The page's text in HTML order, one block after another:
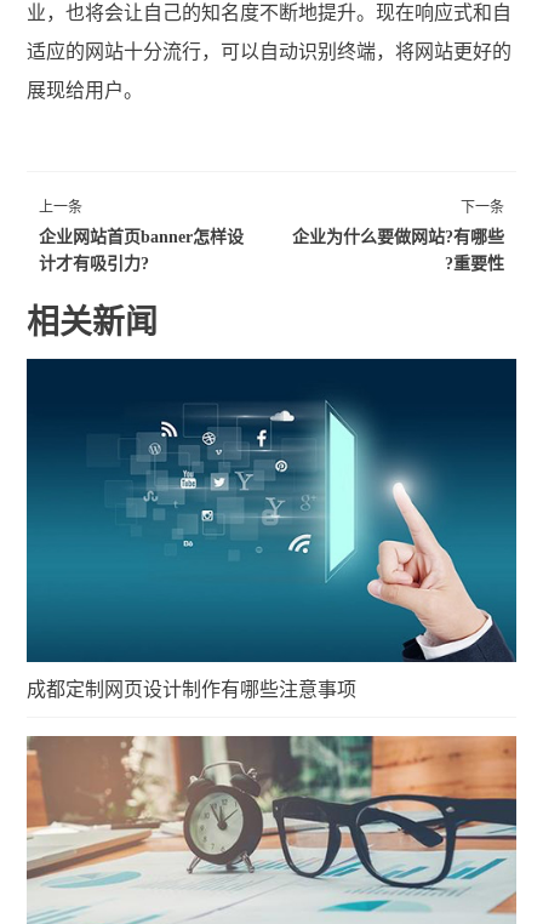
业，也将会让自己的知名度不断地提升。现在响应式和自
适应的网站十分流行，可以自动识别终端，将网站更好的
展现给用户。
上一条
企业网站首页banner怎样设
计才有吸引力?
下一条
企业为什么要做网站?有哪些
重要性?
相关新闻
成都定制网页设计制作有哪些注意事项